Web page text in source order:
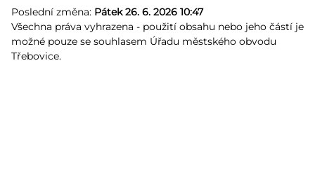
Poslední změna: Pátek 26. 6. 2026 10:47
Všechna práva vyhrazena - použití obsahu nebo jeho částí je
možné pouze se souhlasem Úřadu městského obvodu
Třebovice.